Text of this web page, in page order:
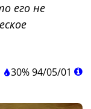
его не
30%94/05/01